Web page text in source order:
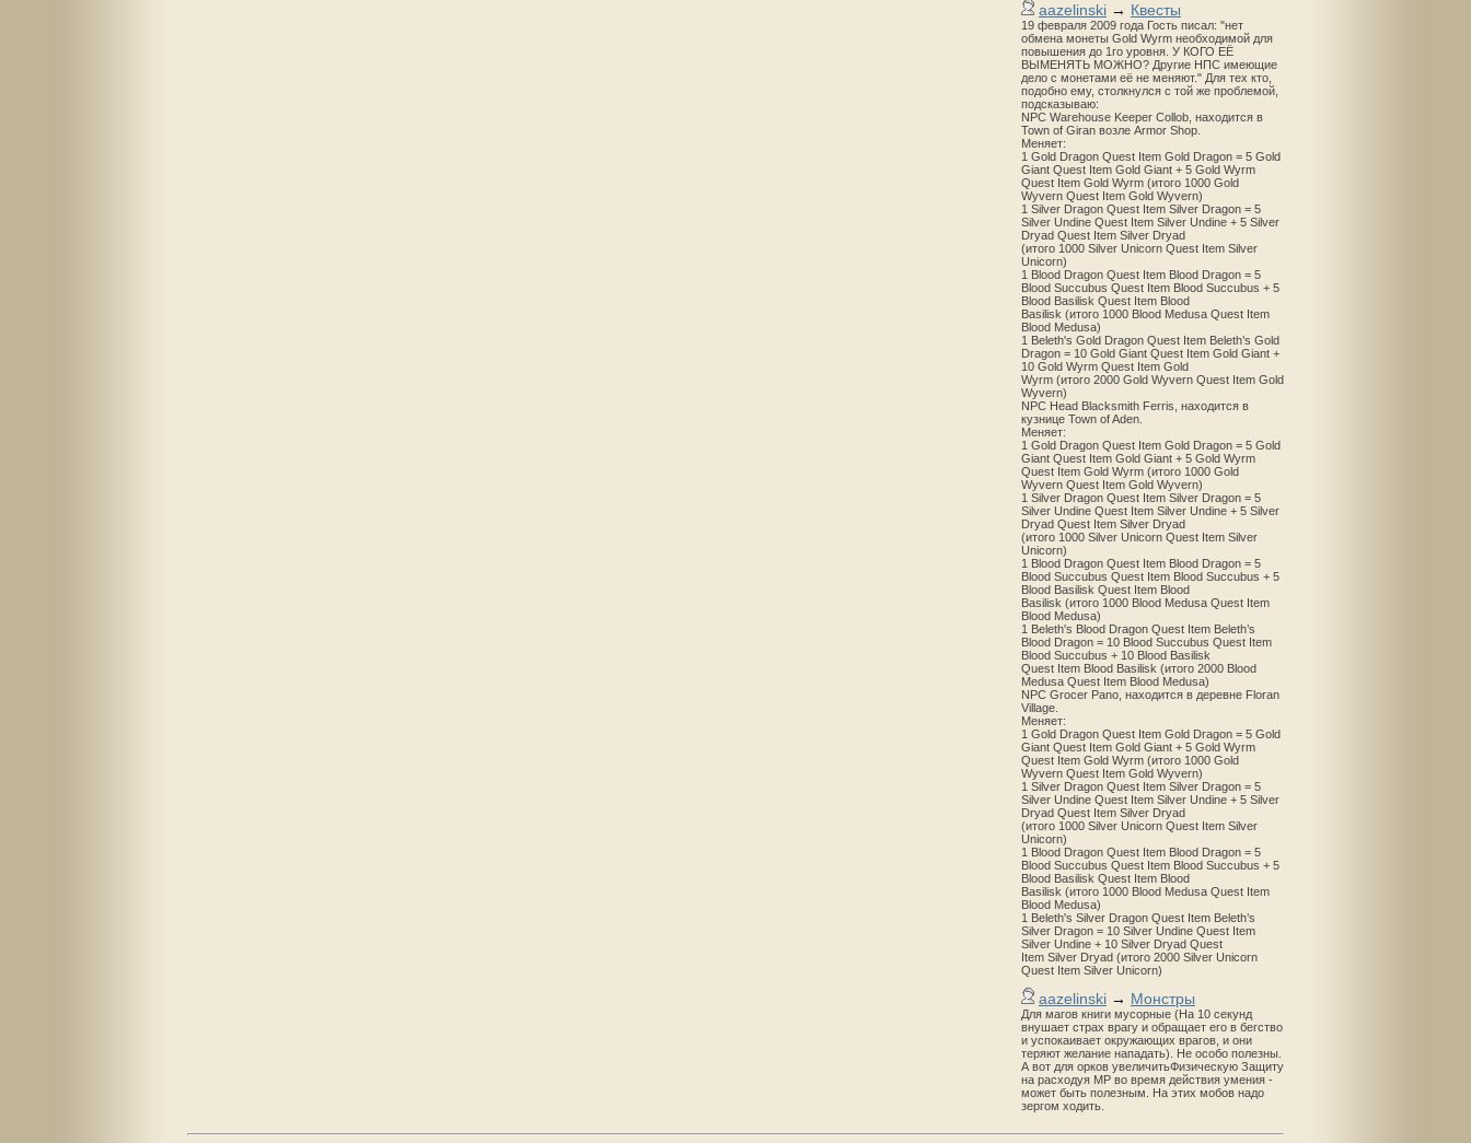
aazelinski → Квесты
19 февраля 2009 года Гость писал: "нет
обмена монеты Gold Wyrm необходимой для
повышения до 1го уровня. У КОГО ЕЁ
ВЫМЕНЯТЬ МОЖНО? Другие НПС имеющие
дело с монетами её не меняют." Для тех кто,
подобно ему, столкнулся с той же проблемой,
подсказываю:
NPC Warehouse Keeper Collob, находится в
Town of Giran возле Armor Shop.
Меняет:
1 Gold Dragon Quest Item Gold Dragon = 5 Gold
Giant Quest Item Gold Giant + 5 Gold Wyrm
Quest Item Gold Wyrm (итого 1000 Gold
Wyvern Quest Item Gold Wyvern)
1 Silver Dragon Quest Item Silver Dragon = 5
Silver Undine Quest Item Silver Undine + 5 Silver
Dryad Quest Item Silver Dryad
(итого 1000 Silver Unicorn Quest Item Silver
Unicorn)
1 Blood Dragon Quest Item Blood Dragon = 5
Blood Succubus Quest Item Blood Succubus + 5
Blood Basilisk Quest Item Blood
Basilisk (итого 1000 Blood Medusa Quest Item
Blood Medusa)
1 Beleth's Gold Dragon Quest Item Beleth’s Gold
Dragon = 10 Gold Giant Quest Item Gold Giant +
10 Gold Wyrm Quest Item Gold
Wyrm (итого 2000 Gold Wyvern Quest Item Gold
Wyvern)
NPC Head Blacksmith Ferris, находится в
кузнице Town of Aden.
Меняет:
1 Gold Dragon Quest Item Gold Dragon = 5 Gold
Giant Quest Item Gold Giant + 5 Gold Wyrm
Quest Item Gold Wyrm (итого 1000 Gold
Wyvern Quest Item Gold Wyvern)
1 Silver Dragon Quest Item Silver Dragon = 5
Silver Undine Quest Item Silver Undine + 5 Silver
Dryad Quest Item Silver Dryad
(итого 1000 Silver Unicorn Quest Item Silver
Unicorn)
1 Blood Dragon Quest Item Blood Dragon = 5
Blood Succubus Quest Item Blood Succubus + 5
Blood Basilisk Quest Item Blood
Basilisk (итого 1000 Blood Medusa Quest Item
Blood Medusa)
1 Beleth's Blood Dragon Quest Item Beleth’s
Blood Dragon = 10 Blood Succubus Quest Item
Blood Succubus + 10 Blood Basilisk
Quest Item Blood Basilisk (итого 2000 Blood
Medusa Quest Item Blood Medusa)
NPC Grocer Pano, находится в деревне Floran
Village.
Меняет:
1 Gold Dragon Quest Item Gold Dragon = 5 Gold
Giant Quest Item Gold Giant + 5 Gold Wyrm
Quest Item Gold Wyrm (итого 1000 Gold
Wyvern Quest Item Gold Wyvern)
1 Silver Dragon Quest Item Silver Dragon = 5
Silver Undine Quest Item Silver Undine + 5 Silver
Dryad Quest Item Silver Dryad
(итого 1000 Silver Unicorn Quest Item Silver
Unicorn)
1 Blood Dragon Quest Item Blood Dragon = 5
Blood Succubus Quest Item Blood Succubus + 5
Blood Basilisk Quest Item Blood
Basilisk (итого 1000 Blood Medusa Quest Item
Blood Medusa)
1 Beleth's Silver Dragon Quest Item Beleth’s
Silver Dragon = 10 Silver Undine Quest Item
Silver Undine + 10 Silver Dryad Quest
Item Silver Dryad (итого 2000 Silver Unicorn
Quest Item Silver Unicorn)
aazelinski → Монстры
Для магов книги мусорные (На 10 секунд
внушает страх врагу и обращает его в бегство
и успокаивает окружающих врагов, и они
теряют желание нападать). Не особо полезны.
А вот для орков увеличитьФизическую Защиту
на расходуя MP во время действия умения -
может быть полезным. На этих мобов надо
зергом ходить.